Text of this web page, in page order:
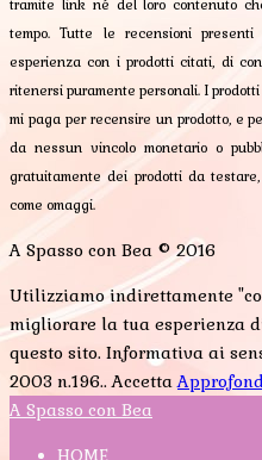
tramite link né del loro contenuto
tempo. Tutte le recensioni
esperienza con i prodotti citati, di
ritenersi puramente personali. I
mi paga per recensire un prodotto, e
da nessun vincolo monetario o
gratuitamente dei prodotti da
come omaggi.
A Spasso con Bea © 2016
Utilizziamo indirettamente
migliorare la tua esperienza
questo sito. Informativa ai
2003 n.196..Accetta
A Spasso con Bea
HOME